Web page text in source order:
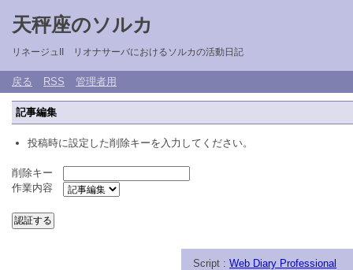
天秤座のソルカ
リネージュII リオナサーバにおけるソルカの活動日記
戻る RSS 管理者用
記事編集
投稿時に設定した削除キーを入力してください。
削除キー
作業内容
Script : Web Diary Professional